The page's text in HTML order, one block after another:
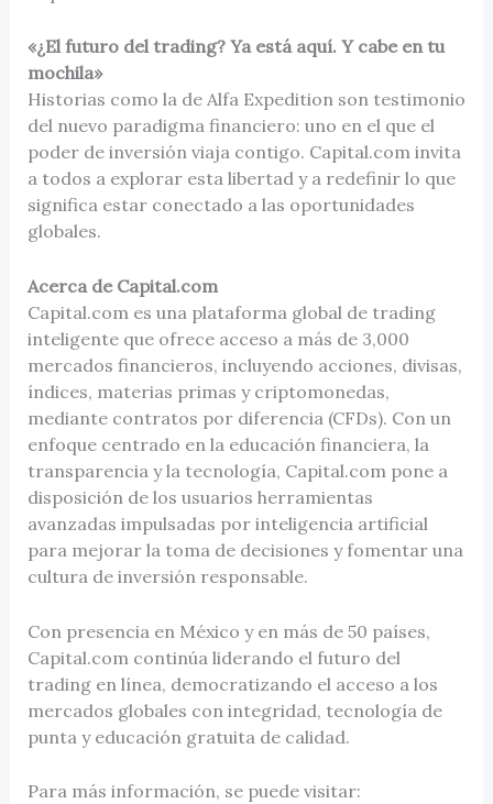
«¿El futuro del trading? Ya está aquí. Y cabe en tu
mochila»
Historias como la de Alfa Expedition son testimonio
del nuevo paradigma financiero: uno en el que el
poder de inversión viaja contigo. Capital.com invita
a todos a explorar esta libertad y a redefinir lo que
significa estar conectado a las oportunidades
globales.
Acerca de Capital.com
Capital.com es una plataforma global de trading
inteligente que ofrece acceso a más de 3,000
mercados financieros, incluyendo acciones, divisas,
índices, materias primas y criptomonedas,
mediante contratos por diferencia (CFDs). Con un
enfoque centrado en la educación financiera, la
transparencia y la tecnología, Capital.com pone a
disposición de los usuarios herramientas
avanzadas impulsadas por inteligencia artificial
para mejorar la toma de decisiones y fomentar una
cultura de inversión responsable.
Con presencia en México y en más de 50 países,
Capital.com continúa liderando el futuro del
trading en línea, democratizando el acceso a los
mercados globales con integridad, tecnología de
punta y educación gratuita de calidad.
Para más información, se puede visitar: